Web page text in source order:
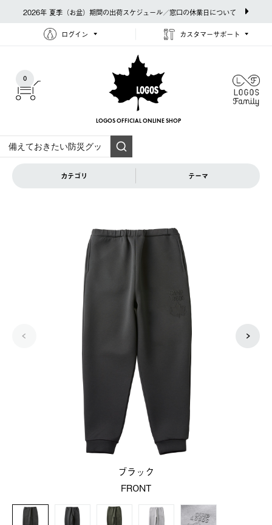
2026年 夏季（お盆）期間の出荷スケジュール／窓口の休業日について
ログイン カスタマーサポート
0
LOGOS OFFICIAL ONLINE SHOP
カテゴリ テーマ
ブラック
FRONT